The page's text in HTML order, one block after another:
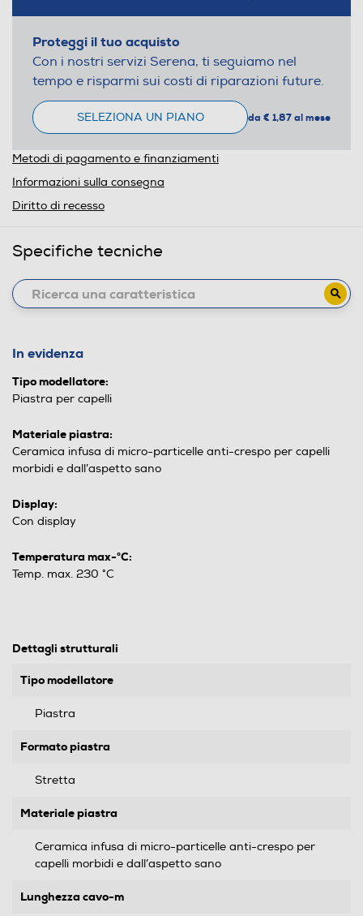
Proteggi il tuo acquisto
Con i nostri servizi Serena, ti seguiamo nel
tempo e risparmi sui costi di riparazioni future.
SELEZIONA UN PIANO da € 1,87 al mese
Metodi di pagamento e finanziamenti
Informazioni sulla consegna
Diritto di recesso
Specifiche tecniche
In evidenza
Tipo modellatore:
Piastra per capelli
Materiale piastra:
Ceramica infusa di micro-particelle anti-crespo per capelli
morbidi e dall’aspetto sano
Display:
Con display
Temperatura max-°C:
Temp. max. 230 °C
Dettagli strutturali
Tipo modellatore
Piastra
Formato piastra
Stretta
Materiale piastra
Ceramica infusa di micro-particelle anti-crespo per
capelli morbidi e dall’aspetto sano
Lunghezza cavo-m